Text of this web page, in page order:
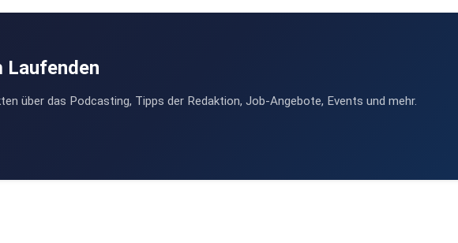
es
Laufenden
über das Podcasting, Tipps der Redaktion, Job-Angebote, Events und mehr.